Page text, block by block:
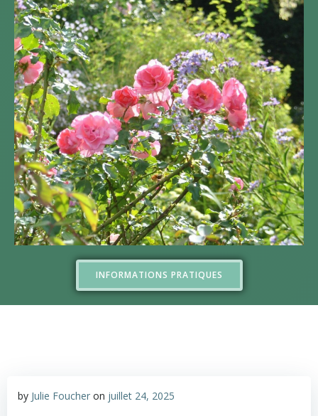
INFORMATIONS PRATIQUES
by Julie Foucher on juillet 24, 2025